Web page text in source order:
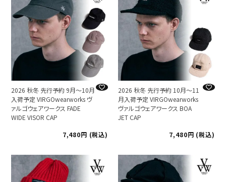
2026 秋冬 先行予約 9月～10月
入荷予定 VIRGOwearworks ヴ
ァルゴウェアワークス FADE
WIDE VISOR CAP
7,480
税込
2026 秋冬 先行予約 10月～11
月入荷予定 VIRGOwearworks
ヴァルゴウェアワークス BOA
JET CAP
7,480
税込